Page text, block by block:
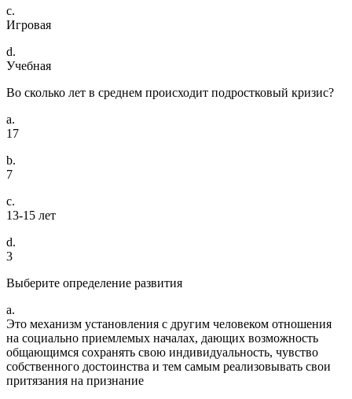
c.
Игровая
d.
Учебная
Во сколько лет в среднем происходит подростковый кризис?
a.
17
b.
7
c.
13-15 лет
d.
3
Выберите определение развития
a.
Это механизм установления с другим человеком отношения
на социально приемлемых началах, дающих возможность
общающимся сохранять свою индивидуальность, чувство
собственного достоинства и тем самым реализовывать свои
притязания на признание